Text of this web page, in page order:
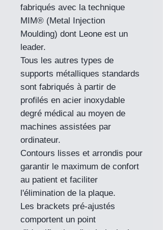
fabriqués avec la technique
MIM® (Metal Injection
Moulding) dont Leone est un
leader.
Tous les autres types de
supports métalliques standards
sont fabriqués à partir de
profilés en acier inoxydable
degré médical au moyen de
machines assistées par
ordinateur.
Contours lisses et arrondis pour
garantir le maximum de confort
au patient et faciliter
l'élimination de la plaque.
Les brackets pré-ajustés
comportent un point